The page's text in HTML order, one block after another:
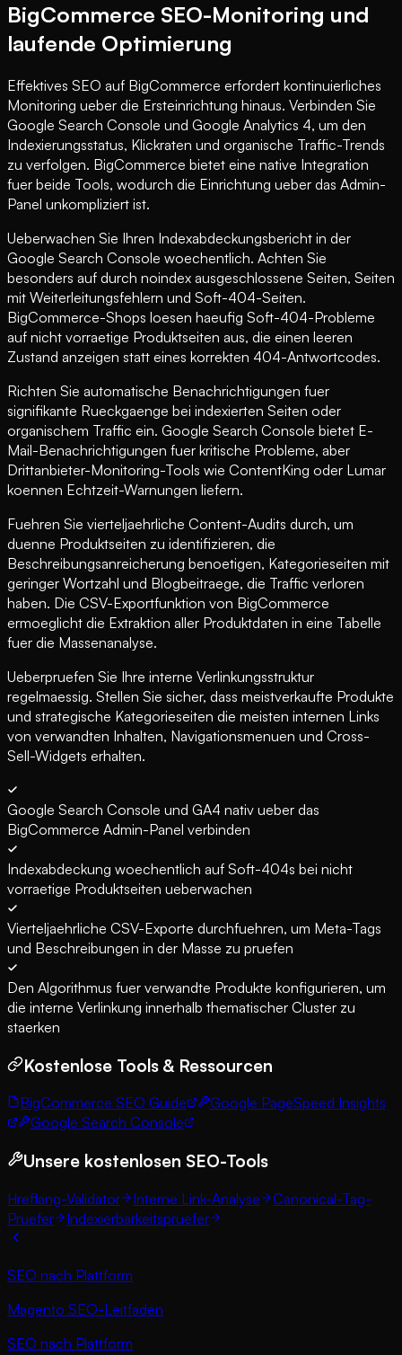
BigCommerce SEO-Monitoring und
laufende Optimierung
Effektives SEO auf BigCommerce erfordert kontinuierliches
Monitoring ueber die Ersteinrichtung hinaus. Verbinden Sie
Google Search Console und Google Analytics 4, um den
Indexierungsstatus, Klickraten und organische Traffic-Trends
zu verfolgen. BigCommerce bietet eine native Integration
fuer beide Tools, wodurch die Einrichtung ueber das Admin-
Panel unkompliziert ist.
Ueberwachen Sie Ihren Indexabdeckungsbericht in der
Google Search Console woechentlich. Achten Sie
besonders auf durch noindex ausgeschlossene Seiten, Seiten
mit Weiterleitungsfehlern und Soft-404-Seiten.
BigCommerce-Shops loesen haeufig Soft-404-Probleme
auf nicht vorraetige Produktseiten aus, die einen leeren
Zustand anzeigen statt eines korrekten 404-Antwortcodes.
Richten Sie automatische Benachrichtigungen fuer
signifikante Rueckgaenge bei indexierten Seiten oder
organischem Traffic ein. Google Search Console bietet E-
Mail-Benachrichtigungen fuer kritische Probleme, aber
Drittanbieter-Monitoring-Tools wie ContentKing oder Lumar
koennen Echtzeit-Warnungen liefern.
Fuehren Sie vierteljaehrliche Content-Audits durch, um
duenne Produktseiten zu identifizieren, die
Beschreibungsanreicherung benoetigen, Kategorieseiten mit
geringer Wortzahl und Blogbeitraege, die Traffic verloren
haben. Die CSV-Exportfunktion von BigCommerce
ermoeglicht die Extraktion aller Produktdaten in eine Tabelle
fuer die Massenanalyse.
Ueberpruefen Sie Ihre interne Verlinkungsstruktur
regelmaessig. Stellen Sie sicher, dass meistverkaufte Produkte
und strategische Kategorieseiten die meisten internen Links
von verwandten Inhalten, Navigationsmenuen und Cross-
Sell-Widgets erhalten.
Google Search Console und GA4 nativ ueber das
BigCommerce Admin-Panel verbinden
Indexabdeckung woechentlich auf Soft-404s bei nicht
vorraetige Produktseiten ueberwachen
Vierteljaehrliche CSV-Exporte durchfuehren, um Meta-Tags
und Beschreibungen in der Masse zu pruefen
Den Algorithmus fuer verwandte Produkte konfigurieren, um
die interne Verlinkung innerhalb thematischer Cluster zu
staerken
Kostenlose Tools & Ressourcen
BigCommerce SEO Guide
Google PageSpeed Insights
Google Search Console
Unsere kostenlosen SEO-Tools
Hreflang-Validator Interne Link-Analyse
Canonical-Tag-
Pruefer
Indexierbarkeitspruefer
SEO nach Plattform
Magento SEO-Leitfaden
SEO nach Plattform